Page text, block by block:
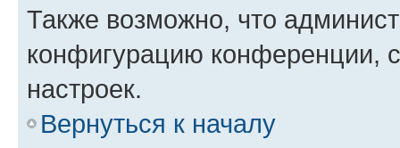
Также возможно, что
конфигурацию конференции,
настроек.
Вернуться к началу